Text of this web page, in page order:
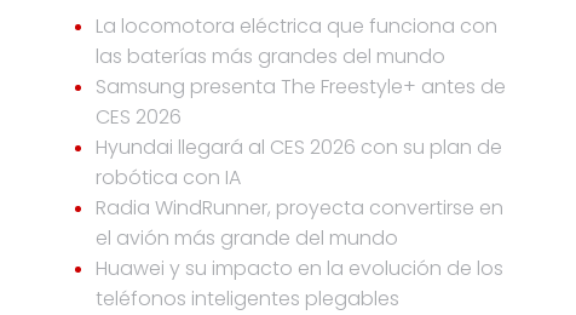
La locomotora eléctrica que funciona con
las baterías más grandes del mundo
Samsung presenta The Freestyle+ antes de
CES 2026
Hyundai llegará al CES 2026 con su plan de
robótica con IA
Radia WindRunner, proyecta convertirse en
el avión más grande del mundo
Huawei y su impacto en la evolución de los
teléfonos inteligentes plegables